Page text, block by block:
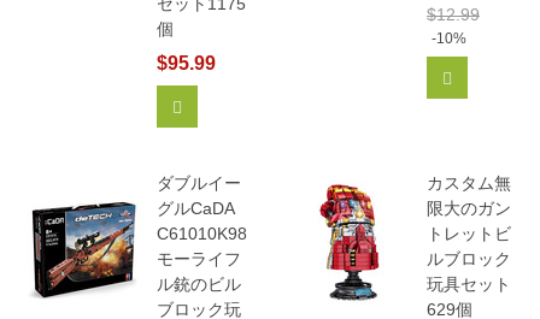
個
$95.99
$12.99
-10%
ダブルイー
グルCaDA
C61010K98
モーライフ
ル銃のビル
ブロック玩
カスタム無
限大のガン
トレットビ
ルブロック
玩具セット
629個